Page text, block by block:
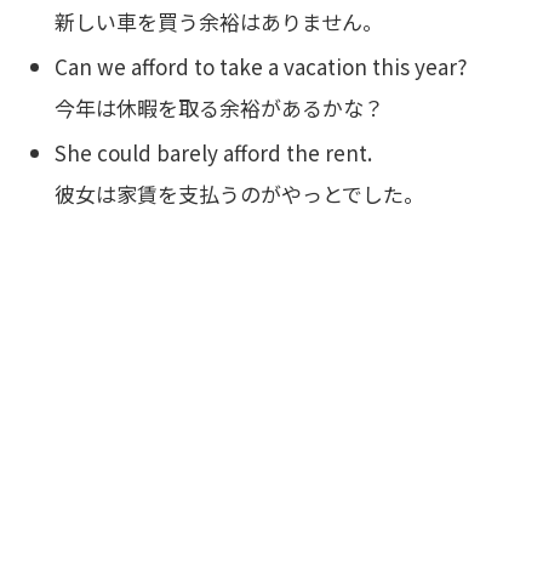
新しい車を買う余裕はありません。
Can we afford to take a vacation this year?
今年は休暇を取る余裕があるかな？
She could barely afford the rent.
彼女は家賃を支払うのがやっとでした。